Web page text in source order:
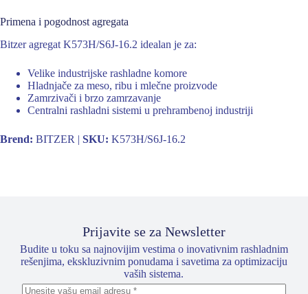
Primena i pogodnost agregata
Bitzer agregat K573H/S6J-16.2 idealan je za:
Velike industrijske rashladne komore
Hladnjače za meso, ribu i mlečne proizvode
Zamrzivači i brzo zamrzavanje
Centralni rashladni sistemi u prehrambenoj industriji
Brend: BITZER | SKU: K573H/S6J-16.2
Prijavite se za Newsletter
Budite u toku sa najnovijim vestima o inovativnim rashladnim
rešenjima, ekskluzivnim ponudama i savetima za optimizaciju
vaših sistema.